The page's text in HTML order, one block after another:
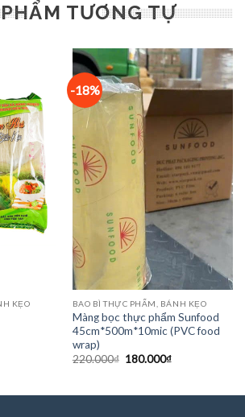
TƯƠNG TỰ
KẸO
-18%
BAO BÌ THỰC PHẨM, BÁNH KẸO
Màng bọc thực phẩm Sunfood
45cm*500m*10mic (PVC food
wrap)
220.000₫ Giá
180.000₫Giá